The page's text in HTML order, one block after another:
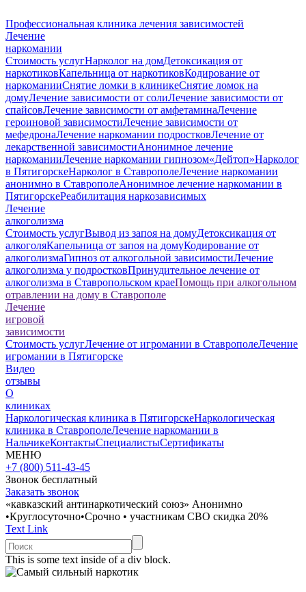
Профессиональная клиника лечения зависимостей
Лечение
наркомании
Стоимость услугНарколог на домДетоксикация от
наркотиковКапельница от наркотиковКодирование от
наркоманииСнятие ломки в клиникеСнятие ломок на
домуЛечение зависимости от солиЛечение зависимости от
спайсовЛечение зависимости от амфетаминаЛечение
героиновой зависимостиЛечение зависимости от
мефедронаЛечение наркомании подростковЛечение от
лекарственной зависимостиАнонимное лечение
наркоманииЛечение наркомании гипнозом«Дейтоп»Нарколог
в ПятигорскеНарколог в СтаврополеЛечение наркомании
анонимно в СтаврополеАнонимное лечение наркомании в
ПятигорскеРеабилитация наркозависимых
Лечение
алкоголизма
Стоимость услугВывод из запоя на домуДетоксикация от
алкоголяКапельница от запоя на домуКодирование от
алкоголизмаГипноз от алкогольной зависимостиЛечение
алкоголизма у подростковПринудительное лечение от
алкоголизма в Ставропольском краеПомощь при алкогольном
отравлении на дому в Ставрополе
Лечение
игровой
зависимости
Стоимость услугЛечение от игромании в СтаврополеЛечение
игромании в Пятигорске
Видео
отзывы
О
клиниках
Наркологическая клиника в ПятигорскеНаркологическая
клиника в СтаврополеЛечение наркомании в
НальчикеКонтактыСпециалистыСертификаты
МЕНЮ
+7 (800) 511-43-45
Звонок бесплатный
Заказать звонок
«кавказский антинаркотический союз» Анонимно
•Круглосуточно•Срочно • участникам СВО скидка 20%
Text Link
This is some text inside of a div block.